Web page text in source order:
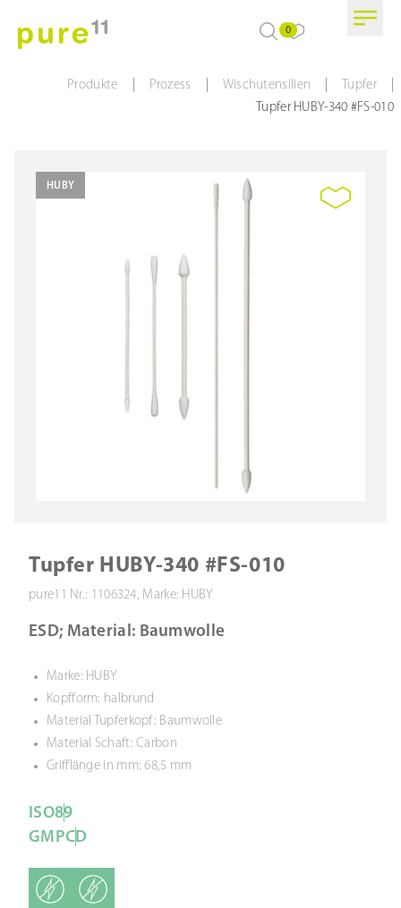
0
Produkte Prozess Wischutensilien Tupfer
Tupfer HUBY-340 #FS-010
HUBY
Tupfer HUBY-340 #FS-010
pure11 Nr.: 1106324, Marke: HUBY
ESD; Material: Baumwolle
Marke: HUBY
Kopfform: halbrund
Material Tupferkopf: Baumwolle
Material Schaft: Carbon
Grifflänge in mm: 68,5 mm
ISO89
GMPCD